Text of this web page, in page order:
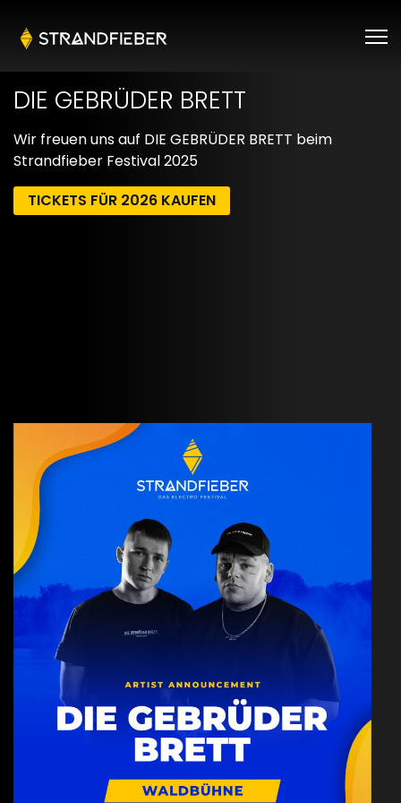
DIE GEBRÜDER BRETT
Wir freuen uns auf DIE GEBRÜDER BRETT beim
Strandfieber Festival 2025
TICKETS FÜR 2026 KAUFEN